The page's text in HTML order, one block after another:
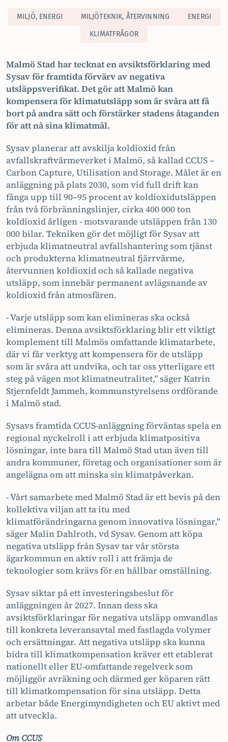
MILJÖ, ENERGI MILJÖTEKNIK, ÅTERVINNING
ENERGI
KLIMATFRÅGOR
Malmö Stad har tecknat en avsiktsförklaring med
Sysav för framtida förvärv av negativa
utsläppsverifikat. Det gör att Malmö kan
kompensera för klimatutsläpp som är svåra att få
bort på andra sätt och förstärker stadens åtaganden
för att nå sina klimatmål.
Sysav planerar att avskilja koldioxid från
avfallskraftvärmeverket i Malmö, så kallad CCUS –
Carbon Capture, Utilisation and Storage. Målet är en
anläggning på plats 2030, som vid full drift kan
fånga upp till 90–95 procent av koldioxidutsläppen
från två förbränningslinjer, cirka 400 000 ton
koldioxid årligen - motsvarande utsläppen från 130
000 bilar. Tekniken gör det möjligt för Sysav att
erbjuda klimatneutral avfallshantering som tjänst
och produkterna klimatneutral fjärrvärme,
återvunnen koldioxid och så kallade negativa
utsläpp, som innebär permanent avlägsnande av
koldioxid från atmosfären.
- Varje utsläpp som kan elimineras ska också
elimineras. Denna avsiktsförklaring blir ett viktigt
komplement till Malmös omfattande klimatarbete,
där vi får verktyg att kompensera för de utsläpp
som är svåra att undvika, och tar oss ytterligare ett
steg på vägen mot klimatneutralitet,” säger Katrin
Stjernfeldt Jammeh, kommunstyrelsens ordförande
i Malmö stad.
Sysavs framtida CCUS-anläggning förväntas spela en
regional nyckelroll i att erbjuda klimatpositiva
lösningar, inte bara till Malmö Stad utan även till
andra kommuner, företag och organisationer som är
angelägna om att minska sin klimatpåverkan.
- Vårt samarbete med Malmö Stad är ett bevis på den
kollektiva viljan att ta itu med
klimatförändringarna genom innovativa lösningar,"
säger Malin Dahlroth, vd Sysav. Genom att köpa
negativa utsläpp från Sysav tar vår största
ägarkommun en aktiv roll i att främja de
teknologier som krävs för en hållbar omställning.
Sysav siktar på ett investeringsbeslut för
anläggningen år 2027. Innan dess ska
avsiktsförklaringar för negativa utsläpp omvandlas
till konkreta leveransavtal med fastlagda volymer
och ersättningar. Att negativa utsläpp ska kunna
bidra till klimatkompensation kräver ett etablerat
nationellt eller EU-omfattande regelverk som
möjliggör avräkning och därmed ger köparen rätt
till klimatkompensation för sina utsläpp. Detta
arbetar både Energimyndigheten och EU aktivt med
att utveckla.
Om CCUS